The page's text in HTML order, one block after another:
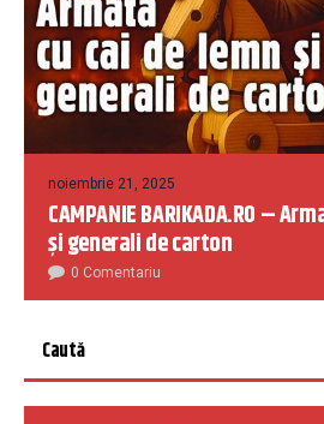
noiembrie 21, 2025
CAMPANIE BARIKADA.RO –
și generali de carton
0 Comentariu